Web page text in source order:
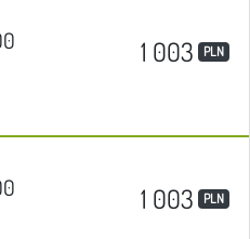
1 003 PLN
1 003 PLN